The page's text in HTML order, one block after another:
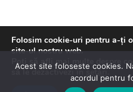
Despre noi
Politica de
©
Folosim cookie-uri pentru a-ți
site-ul nostru web.
Poți să afli mai multe despre
să le dezactivezi însetări.
Acest site foloseste cookies.
acordul pentru